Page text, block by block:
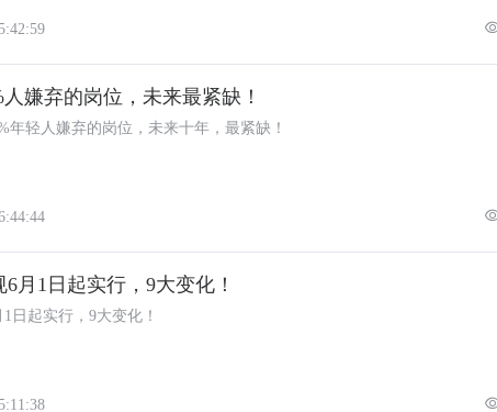
嫌弃的岗位，未来最紧缺！
年轻人嫌弃的岗位，未来十年，最紧缺！
月1日起实行，9大变化！
日起实行，9大变化！